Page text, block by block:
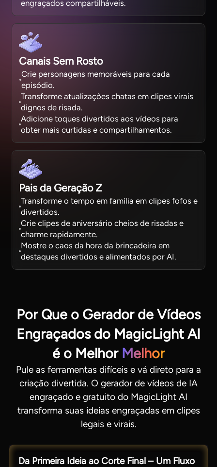
engraçados compartilháveis.
Canais Sem Rosto
Crie personagens memoráveis para cada
episódio.
Transforme atualizações chatas em clipes virais
dignos de risada.
Adicione toques divertidos aos vídeos para
obter mais curtidas e compartilhamentos.
Pais da Geração Z
Transforme o tempo em família em clipes fofos e
divertidos.
Crie clipes de aniversário cheios de risadas e
charme rapidamente.
Mostre o caos da hora da brincadeira em
destaques divertidos e alimentados por AI.
Por Que o Gerador de Vídeos
Engraçados do MagicLight AI
é o Melhor Melhor
Pule as ferramentas difíceis e vá direto para a
criação divertida. O gerador de vídeos de IA
engraçado e gratuito do MagicLight AI
transforma suas ideias engraçadas em clipes
legais e virais.
Da Primeira Ideia ao Corte Final – Um Fluxo